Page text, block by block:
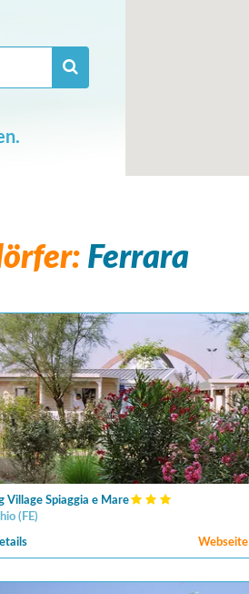
Ferrara
Village Spiaggia e Mare
( FE)
Webseite